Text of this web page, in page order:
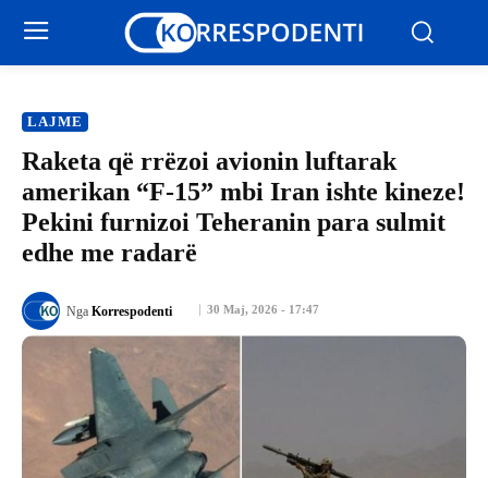
LAJME
Raketa që rrëzoi avionin luftarak
amerikan “F-15” mbi Iran ishte kineze!
Pekini furnizoi Teheranin para sulmit
edhe me radarë
30 Maj, 2026 - 17:47
Nga Korrespodenti